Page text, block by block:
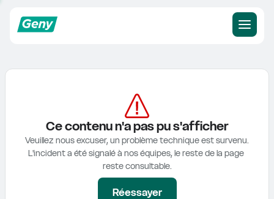
Ce contenu n'a pas pu s'afficher
Veuillez nous excuser, un problème technique est survenu.
L'incident a été signalé à nos équipes, le reste de la page
reste consultable.
Réessayer